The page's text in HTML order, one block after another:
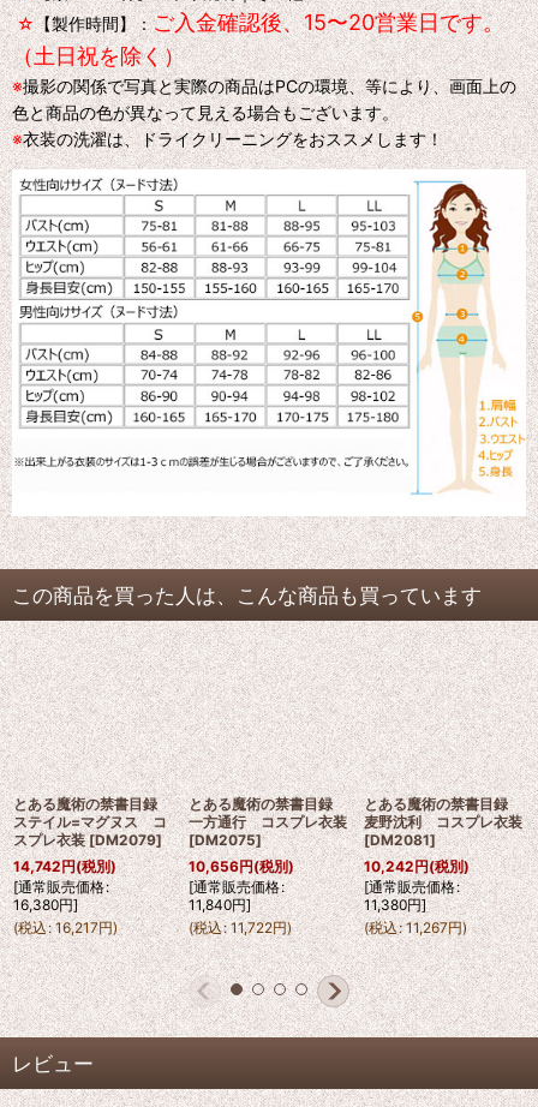
☆【製作時間】：ご入金確認後、15〜20営業日です。
（土日祝を除く）
※撮影の関係で写真と実際の商品はPCの環境、等により、画面上の
色と商品の色が異なって見える場合もございます。
※衣装の洗濯は、ドライクリーニングをおススメします！
この商品を買った人は、こんな商品も買っています
とある魔術の禁書目録
ステイル=マグヌス コ
スプレ衣装 [DM2079]
14,742円(税別)
[通常販売価格:
16,380円]
(税込: 16,217円)
とある魔術の禁書目録
一方通行 コスプレ衣装
[DM2075]
10,656円(税別)
[通常販売価格:
11,840円]
(税込: 11,722円)
とある魔術の禁書目録
麦野沈利 コスプレ衣装
[DM2081]
10,242円(税別)
[通常販売価格:
11,380円]
(税込: 11,267円)
レビュー